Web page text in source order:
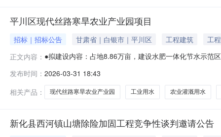
平川区现代丝路寒旱农业产业园项目
招标｜招标公告 甘肃省｜白银市｜平川区 工程建筑
工程
正文内容： ●拟建设内容：占地8.86万亩，建设水肥一体化节水示范
策高地。●投资要素供给情况：工业用水主功能区每方
发布时间： 2026-03-31 18:43
相关产品：
现代丝路寒旱农业产业园 工业用水 农业灌溉用水
新化县西河镇山塘除险加固工程竞争性谈判邀请公告